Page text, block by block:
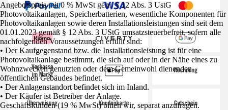
Angebotspreis mit 0 % MwSt gem. § 12 Abs. 3 UstG
Photovoltaikanlagen, Speicherbatterien, wesentliche Komponenten für
Photovoltaikanlagen sowie deren Installationsleistungen sind seit dem
01.01.2023 gemäß § 12 Abs. 3 UStG umsatzsteuerbefreit, sofern alle
nachfolgenden Voraussetzungen erfüllt sind:
• Der Kaufgegenstand bzw. die Installationsleistung ist für eine
Photovoltaikanlage bestimmt, die sich auf oder in der Nähe eines zu
Wohnzwecken genutzten oder dem Gemeinwohl dienenden
öffentlichen Gebäudes befindet.
• Der Anlagenstandort befindet sich im Inland.
• Der Käufer ist Betreiber der Anlage.
Geschäftskunden (19 % MwSt) bitten wir, separat anzufragen.